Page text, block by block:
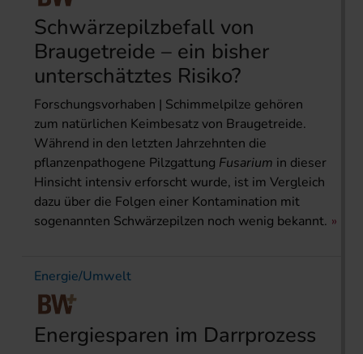
Schwärzepilzbefall von
Braugetreide – ein bisher
unterschätztes Risiko?
Forschungsvorhaben | Schimmelpilze gehören
zum natürlichen Keimbesatz von Braugetreide.
Während in den letzten Jahrzehnten die
pflanzenpathogene Pilzgattung Fusarium in dieser
Hinsicht intensiv erforscht wurde, ist im Vergleich
dazu über die Folgen einer Kontamination mit
sogenannten Schwärzepilzen noch wenig bekannt.
Energie/Umwelt
Energiesparen im Darr­prozess